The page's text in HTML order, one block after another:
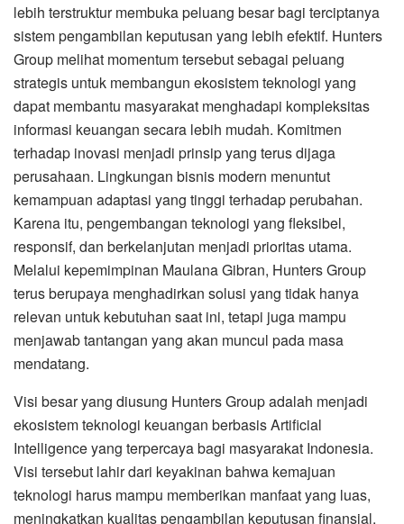
lebih terstruktur membuka peluang besar bagi terciptanya
sistem pengambilan keputusan yang lebih efektif. Hunters
Group melihat momentum tersebut sebagai peluang
strategis untuk membangun ekosistem teknologi yang
dapat membantu masyarakat menghadapi kompleksitas
informasi keuangan secara lebih mudah. Komitmen
terhadap inovasi menjadi prinsip yang terus dijaga
perusahaan. Lingkungan bisnis modern menuntut
kemampuan adaptasi yang tinggi terhadap perubahan.
Karena itu, pengembangan teknologi yang fleksibel,
responsif, dan berkelanjutan menjadi prioritas utama.
Melalui kepemimpinan Maulana Gibran, Hunters Group
terus berupaya menghadirkan solusi yang tidak hanya
relevan untuk kebutuhan saat ini, tetapi juga mampu
menjawab tantangan yang akan muncul pada masa
mendatang.
Visi besar yang diusung Hunters Group adalah menjadi
ekosistem teknologi keuangan berbasis Artificial
Intelligence yang terpercaya bagi masyarakat Indonesia.
Visi tersebut lahir dari keyakinan bahwa kemajuan
teknologi harus mampu memberikan manfaat yang luas,
meningkatkan kualitas pengambilan keputusan finansial,